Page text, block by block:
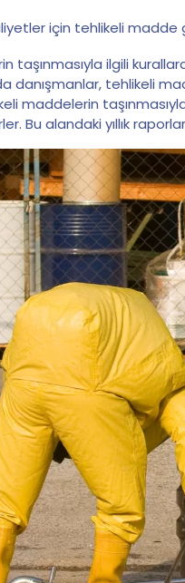
için tehlikeli madde
taşınmasıyla ilgili
danışmanlar, tehlikeli
maddelerin
Bu alandaki yıllık